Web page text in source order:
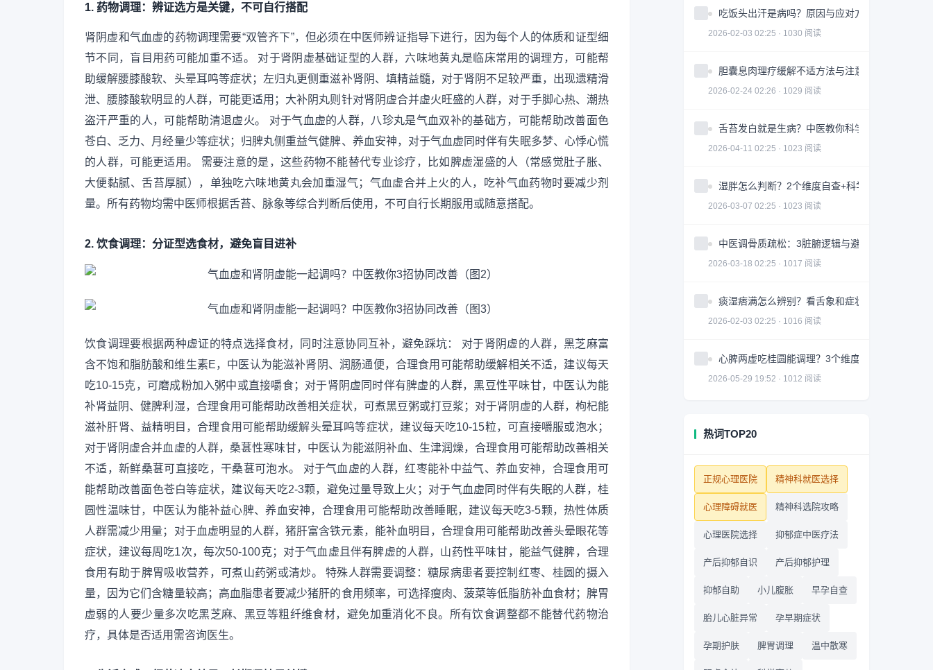
1. 药物调理：辨证选方是关键，不可自行搭配
肾阴虚和气血虚的药物调理需要“双管齐下”，但必须在中医师辨证指导下进行，因为每个人的体质和证型细
节不同，盲目用药可能加重不适。 对于肾阴虚基础证型的人群，六味地黄丸是临床常用的调理方，可能帮
助缓解腰膝酸软、头晕耳鸣等症状；左归丸更侧重滋补肾阴、填精益髓，对于肾阴不足较严重，出现遗精滑
泄、腰膝酸软明显的人群，可能更适用；大补阴丸则针对肾阴虚合并虚火旺盛的人群，对于手脚心热、潮热
盗汗严重的人，可能帮助清退虚火。 对于气血虚的人群，八珍丸是气血双补的基础方，可能帮助改善面色
苍白、乏力、月经量少等症状；归脾丸侧重益气健脾、养血安神，对于气血虚同时伴有失眠多梦、心悸心慌
的人群，可能更适用。 需要注意的是，这些药物不能替代专业诊疗，比如脾虚湿盛的人（常感觉肚子胀、
大便黏腻、舌苔厚腻），单独吃六味地黄丸会加重湿气；气血虚合并上火的人，吃补气血药物时要减少剂
量。所有药物均需中医师根据舌苔、脉象等综合判断后使用，不可自行长期服用或随意搭配。
2. 饮食调理：分证型选食材，避免盲目进补
饮食调理要根据两种虚证的特点选择食材，同时注意协同互补，避免踩坑： 对于肾阴虚的人群，黑芝麻富
含不饱和脂肪酸和维生素E，中医认为能滋补肾阴、润肠通便，合理食用可能帮助缓解相关不适，建议每天
吃10-15克，可磨成粉加入粥中或直接嚼食；对于肾阴虚同时伴有脾虚的人群，黑豆性平味甘，中医认为能
补肾益阴、健脾利湿，合理食用可能帮助改善相关症状，可煮黑豆粥或打豆浆；对于肾阴虚的人群，枸杞能
滋补肝肾、益精明目，合理食用可能帮助缓解头晕耳鸣等症状，建议每天吃10-15粒，可直接嚼服或泡水；
对于肾阴虚合并血虚的人群，桑葚性寒味甘，中医认为能滋阴补血、生津润燥，合理食用可能帮助改善相关
不适，新鲜桑葚可直接吃，干桑葚可泡水。 对于气血虚的人群，红枣能补中益气、养血安神，合理食用可
能帮助改善面色苍白等症状，建议每天吃2-3颗，避免过量导致上火；对于气血虚同时伴有失眠的人群，桂
圆性温味甘，中医认为能补益心脾、养血安神，合理食用可能帮助改善睡眠，建议每天吃3-5颗，热性体质
人群需减少用量；对于血虚明显的人群，猪肝富含铁元素，能补血明目，合理食用可能帮助改善头晕眼花等
症状，建议每周吃1次，每次50-100克；对于气血虚且伴有脾虚的人群，山药性平味甘，能益气健脾，合理
食用有助于脾胃吸收营养，可煮山药粥或清炒。 特殊人群需要调整：糖尿病患者要控制红枣、桂圆的摄入
量，因为它们含糖量较高；高血脂患者要减少猪肝的食用频率，可选择瘦肉、菠菜等低脂肪补血食材；脾胃
虚弱的人要少量多次吃黑芝麻、黑豆等粗纤维食材，避免加重消化不良。所有饮食调整都不能替代药物治
疗，具体是否适用需咨询医生。
吃饭头出汗是病吗？原因与应对方法
2026-02-03 02:25 · 1030 阅读
胆囊息肉理疗缓解不适方法与注意事项
2026-02-24 02:26 · 1029 阅读
舌苔发白就是生病？中医教你科学判断与调理全
2026-04-11 02:25 · 1023 阅读
湿胖怎么判断？2个维度自查+科学调理指南
2026-03-07 02:25 · 1023 阅读
中医调骨质疏松：3脏腑逻辑与避坑指南｜科学护
2026-03-18 02:25 · 1017 阅读
痰湿痞满怎么辨别？看舌象和症状
2026-02-03 02:25 · 1016 阅读
心脾两虚吃桂圆能调理？3个维度帮你科学改善
2026-05-29 19:52 · 1012 阅读
热词TOP20
正规心理医院 精神科就医选择
心理障碍就医 精神科选院攻略
心理医院选择 抑郁症中医疗法
产后抑郁自识 产后抑郁护理
抑郁自助 小儿腹胀 早孕自查
胎儿心脏异常 孕早期症状
孕期护肤 脾胃调理 温中散寒